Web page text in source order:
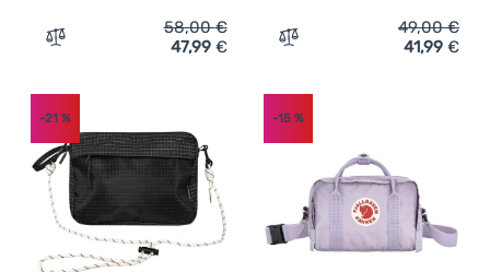
Zum Vergleich 'Hüfttasche Deuter Passway 2'
58,00€
47,99 € Zum Vergleich
49,00€
41,99 €
-21 % -15%